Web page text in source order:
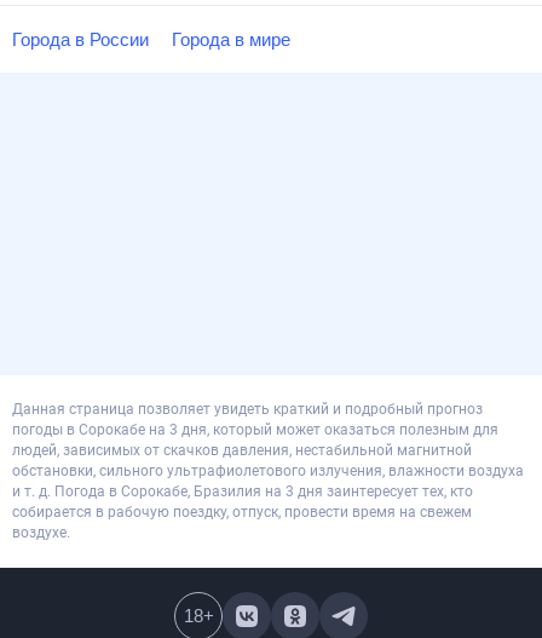
Города в России Города в мире
Данная страница позволяет увидеть краткий и подробный прогноз
погоды в Сорокабе на 3 дня, который может оказаться полезным для
людей, зависимых от скачков давления, нестабильной магнитной
обстановки, сильного ультрафиолетового излучения, влажности воздуха
и т. д. Погода в Сорокабе, Бразилия на 3 дня заинтересует тех, кто
собирается в рабочую поездку, отпуск, провести время на свежем
воздухе.
18+